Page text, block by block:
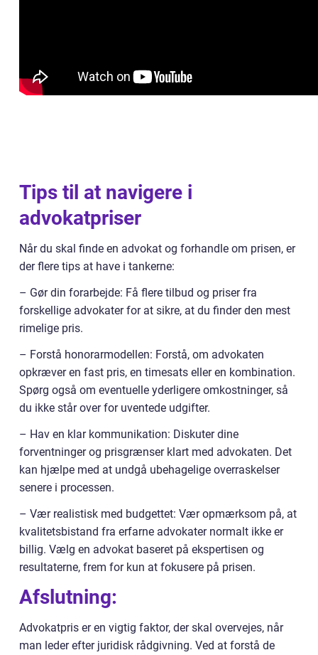
Tips til at navigere i
advokatpriser
Når du skal finde en advokat og forhandle om prisen, er
der flere tips at have i tankerne:
– Gør din forarbejde: Få flere tilbud og priser fra
forskellige advokater for at sikre, at du finder den mest
rimelige pris.
– Forstå honorarmodellen: Forstå, om advokaten
opkræver en fast pris, en timesats eller en kombination.
Spørg også om eventuelle yderligere omkostninger, så
du ikke står over for uventede udgifter.
– Hav en klar kommunikation: Diskuter dine
forventninger og prisgrænser klart med advokaten. Det
kan hjælpe med at undgå ubehagelige overraskelser
senere i processen.
– Vær realistisk med budgettet: Vær opmærksom på, at
kvalitetsbistand fra erfarne advokater normalt ikke er
billig. Vælg en advokat baseret på ekspertisen og
resultaterne, frem for kun at fokusere på prisen.
Afslutning:
Advokatpris er en vigtig faktor, der skal overvejes, når
man leder efter juridisk rådgivning. Ved at forstå de